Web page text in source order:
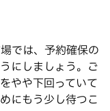
では、予約確保の
にしましょう。ご
やや下回っていて
にもう少し待つこ